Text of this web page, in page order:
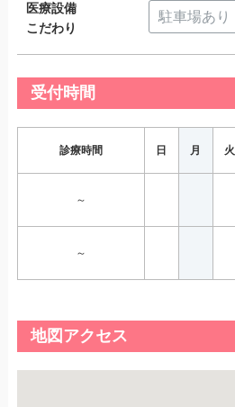
医療設備
こだわり
駐車場あり
受付時間
診療時間 日 月 火
～
～
地図アクセス